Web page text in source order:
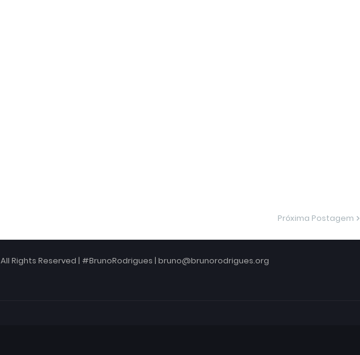
Próxima Postagem
All Rights Reserved | #BrunoRodrigues | bruno@brunorodrigues.org